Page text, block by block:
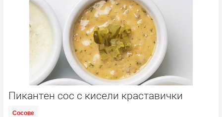
Пикантен сос с кисели краставички
Сосове